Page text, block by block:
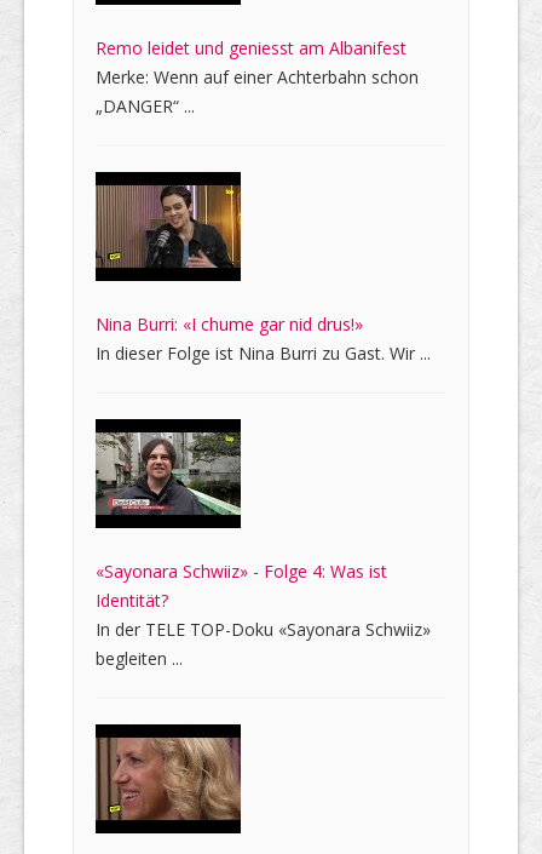
Remo leidet und geniesst am Albanifest
Merke: Wenn auf einer Achterbahn schon
„DANGER“ ...
Nina Burri: «I chume gar nid drus!»
In dieser Folge ist Nina Burri zu Gast. Wir ...
«Sayonara Schwiiz» - Folge 4: Was ist
Identität?
In der TELE TOP-Doku «Sayonara Schwiiz»
begleiten ...